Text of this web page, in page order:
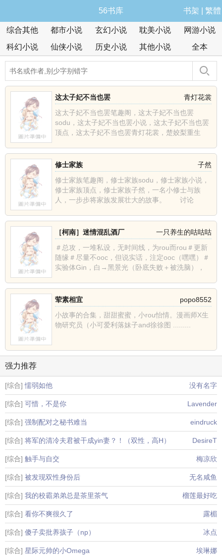
56书库 书架 繁體
综合其他 都市小说 玄幻小说 耽美小说
网游小说
科幻小说
仙侠小说 历史小说 其他小说 全本
青灯花裳
这太子妃不当也罢
这太子妃不当也罢笔趣阁，这太子妃不当也罢
sodu，这太子妃不当也罢小说，这太子妃不当也罢
顶点，这太子妃不当也罢青灯花裳，楚姣梨重生
子然
修士家族
修士家族笔趣阁，修士家族sodu，修士家族小说，
修士家族顶点，修士家族子然，一名小修士与族
人，一步步将家族发展壮大的故事。 讨论
一只养生的咕咕咕
［柯南］迷情混乱酒厂
＃总攻，一堆私设，无时间线，为rou而rou＃更新
随缘＃尽量不ooc，但说实话，注定ooc（嘿嘿）＃
实验体Gin，白→黑景光（卧底失败＋被洗脑），
popo8552
荤素相宜
小故事的合集，甜甜蜜蜜，小rou怡情。漫画师X生
物研究员（小可爱利落妹子and徐徐图 .........
强力推荐
[综合] 懦弱如他 没有名字
[综合] 可惜，不是你 Lavender
[综合] 强制配对之秘书难当 eindruck
[综合] 将军的清冷夫君被干成yin妻？！（双性，高H） DesireT
[综合] 触手与自交 梅凉欣
[综合] 被发现双性身份后 无名咸鱼
[综合] 我的校霸弟弟总是茶里茶气 榴莲最好吃
[综合] 看你不爽很久了 露楣
[综合] 傻子卖批养孩子（np） 冰点
[综合] 星际元帅的小Omega 埃琳娜